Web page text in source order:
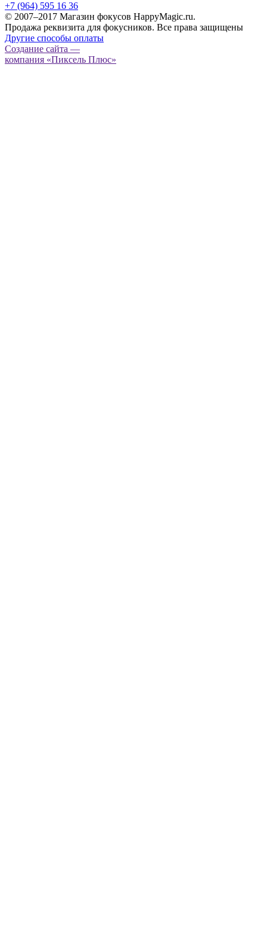
+7 (964) 595 16 36
© 2007–2017 Магазин фокусов HappyMagic.ru.
Продажа реквизита для фокусников. Все права защищены
Другие способы оплаты
Создание сайта —
компания «Пиксель Плюс»